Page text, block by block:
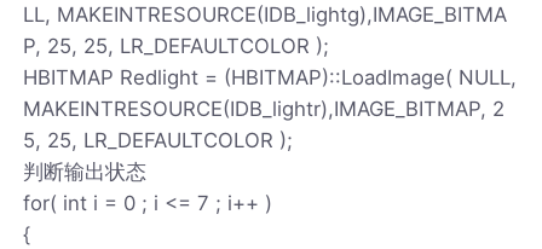
LL, MAKEINTRESOURCE(IDB_lightg),IMAGE_BITMA
P, 25, 25, LR_DEFAULTCOLOR );
HBITMAP Redlight = (HBITMAP)::LoadImage( NULL,
MAKEINTRESOURCE(IDB_lightr),IMAGE_BITMAP, 2
5, 25, LR_DEFAULTCOLOR );
判断输出状态
for( int i = 0 ; i <= 7 ; i++ )
{